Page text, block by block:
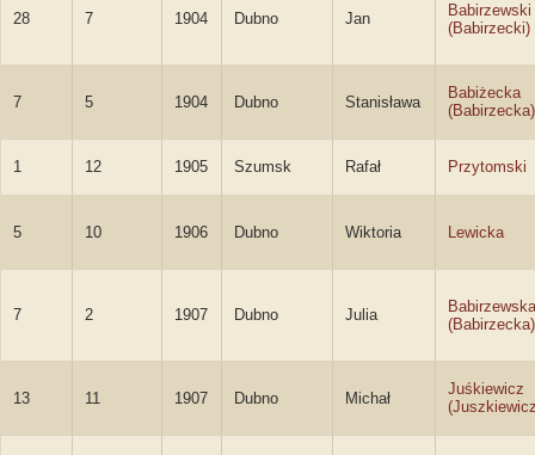
28 7 1904 Dubno Jan
Babirzewski
(Babirzecki)
7 5 1904 Dubno Stanisława
Babiżecka
(Babirzecka)
1 12 1905 Szumsk Rafał Przytomski
5 10 1906 Dubno Wiktoria Lewicka
7 2 1907 Dubno Julia
Babirzewska
(Babirzecka)
13 11 1907 Dubno Michał
Juśkiewicz